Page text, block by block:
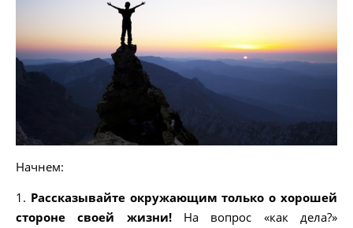
Начнем:
1. Рассказывайте окружающим только о хорошей
стороне своей жизни!На вопрос «как дела?»